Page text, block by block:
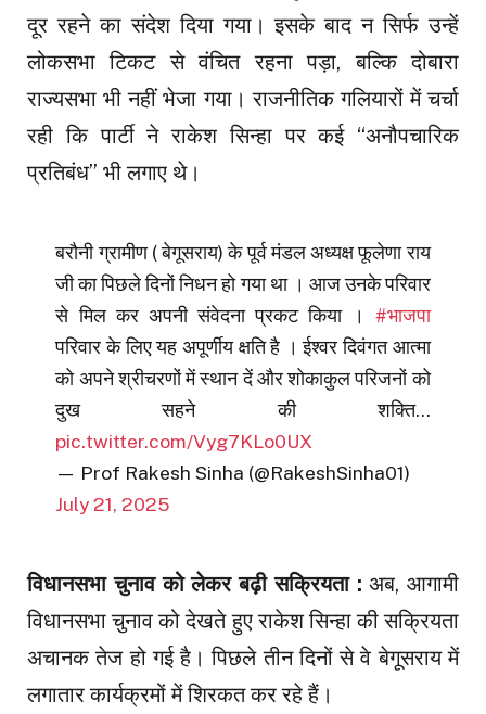
दूर रहने का संदेश दिया गया। इसके बाद न सिर्फ उन्हें
लोकसभा टिकट से वंचित रहना पड़ा, बल्कि दोबारा
राज्यसभा भी नहीं भेजा गया। राजनीतिक गलियारों में चर्चा
रही कि पार्टी ने राकेश सिन्हा पर कई “अनौपचारिक
प्रतिबंध” भी लगाए थे।
बरौनी ग्रामीण ( बेगूसराय) के पूर्व मंडल अध्यक्ष फूलेणा राय
जी का पिछले दिनों निधन हो गया था । आज उनके परिवार
से मिल कर अपनी संवेदना प्रकट किया । #भाजपा
परिवार के लिए यह अपूर्णीय क्षति है । ईश्वर दिवंगत आत्मा
को अपने श्रीचरणों में स्थान दें और शोकाकुल परिजनों को
दुख सहने की शक्ति…
pic.twitter.com/Vyg7KLo0UX
— Prof Rakesh Sinha (@RakeshSinha01)
July 21, 2025
विधानसभा चुनाव को लेकर बढ़ी सक्रियता : अब, आगामी
विधानसभा चुनाव को देखते हुए राकेश सिन्हा की सक्रियता
अचानक तेज हो गई है। पिछले तीन दिनों से वे बेगूसराय में
लगातार कार्यक्रमों में शिरकत कर रहे हैं।